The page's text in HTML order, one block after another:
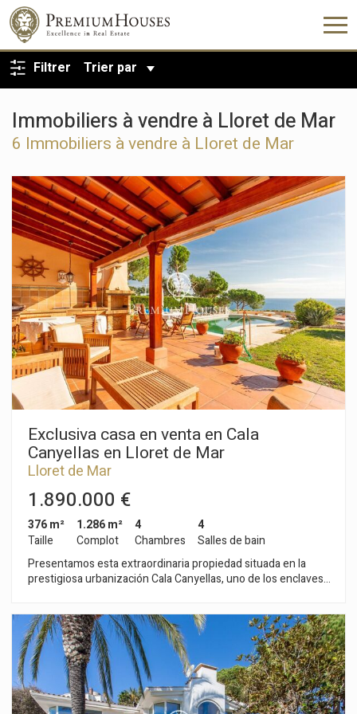
Filtrer Trier par
Immobiliers à vendre à Lloret de Mar
6 Immobiliers à vendre à Lloret de Mar
RETOUR À LA RECHERCHE
Exclusiva casa en venta en Cala
Canyellas en Lloret de Mar
Lloret de Mar
1.890.000 €
376 m²
Taille
1.286 m²
Complot
4
Chambres
4
Salles de bain
Presentamos esta extraordinaria propiedad situada en la
prestigiosa urbanización Cala Canyellas, uno de los enclaves
incomparable sensación de privacidad y tranquilidad, creando
un auténtico paraíso de sol durante todo el año. Sobre una
amplia parcela de 1.286 m², la casa fue construida en 1996
por su actual propietario, diseñada con una clara prioridad:
capturar el mar desde cada rincón. Su distribución funcional y
sus espacios abiertos integran el paisaje mediterráneo de